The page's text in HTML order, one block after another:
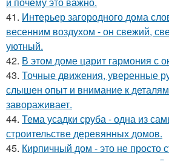
41. Интерьер загородного дома
весенним воздухом - он свежий,
уютный.
42. В этом доме царит гармония с
43. Точные движения, уверенные
слышен опыт и внимание к
завораживает.
44. Тема усадки сруба - одна из
строительстве деревянных домов.
45. Кирпичный дом - это не просто